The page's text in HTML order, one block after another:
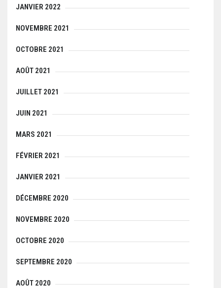
JANVIER 2022
NOVEMBRE 2021
OCTOBRE 2021
AOÛT 2021
JUILLET 2021
JUIN 2021
MARS 2021
FÉVRIER 2021
JANVIER 2021
DÉCEMBRE 2020
NOVEMBRE 2020
OCTOBRE 2020
SEPTEMBRE 2020
AOÛT 2020